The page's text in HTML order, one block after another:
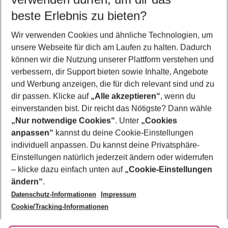
5-8 Nächte
2 Erwachsene Keine Kinder
Mehr Filter anzeigen
Footer
Footer navigation
Über uns
AGB
Bestpreisgarantie
Cookie-Einstellungen ändern
Cookie-Richtlinie
Agenturbetreuung
Barrierefreies Reisen
Folge uns
beste Erlebnis zu bieten?
Wir verwenden Cookies und ähnliche Technologien, um
unsere Webseite für dich am Laufen zu halten. Dadurch
können wir die Nutzung unserer Plattform verstehen und
verbessern, dir Support bieten sowie Inhalte, Angebote
und Werbung anzeigen, die für dich relevant sind und zu
dir passen. Klicke auf „Alle akzeptieren“, wenn du
einverstanden bist. Dir reicht das Nötigste? Dann wähle
„Nur notwendige Cookies“. Unter „Cookies
anpassen“ kannst du deine Cookie-Einstellungen
individuell anpassen. Du kannst deine Privatsphäre-
Einstellungen natürlich jederzeit ändern oder widerrufen
– klicke dazu einfach unten auf „Cookie-Einstellungen
ändern“.
Datenschutz-Informationen
Impressum
Cookie/Tracking-Informationen